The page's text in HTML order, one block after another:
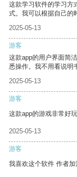
这款学习软件的学习方
式。我可以根据自己的
2025-05-13
游客
这款app的用户界面简
悉操作。我不用看说明
2025-05-13
游客
这款app的游戏非常好
2025-05-13
游客
我喜欢这个软件 作者加